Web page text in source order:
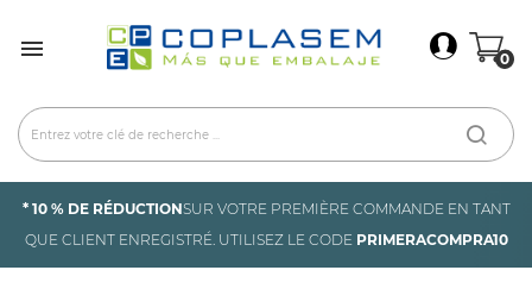
 0
* 10 % DE RÉDUCTIONSUR VOTRE PREMIÈRE COMMANDE EN TANT
QUE CLIENT ENREGISTRÉ. UTILISEZ LE CODE PRIMERACOMPRA10
Connexion ×
Annuler Connexion